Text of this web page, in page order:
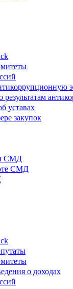
результатам
уставах
закупок
СМД
СМД
о доходах